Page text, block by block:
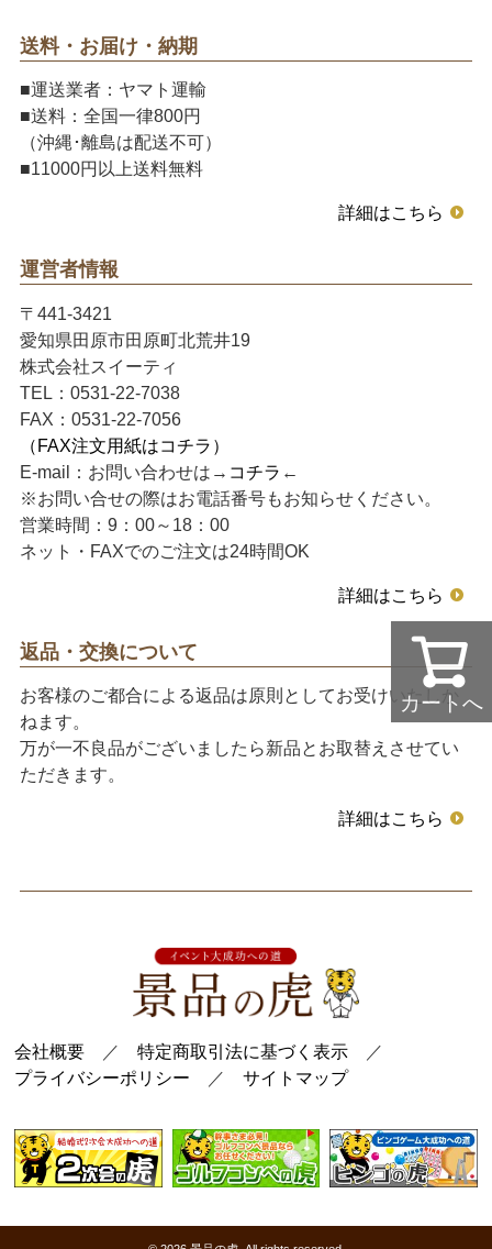
カートへ
送料・お届け・納期
■運送業者：ヤマト運輸
■送料：全国一律800円
（沖縄･離島は配送不可）
■11000円以上送料無料
詳細はこちら
運営者情報
〒441-3421
愛知県田原市田原町北荒井19
株式会社スイーティ
TEL：0531-22-7038
FAX：0531-22-7056
（FAX注文用紙はコチラ）
E-mail：お問い合わせは→ コチラ ←
※お問い合せの際はお電話番号もお知らせください。
営業時間：9：00～18：00
ネット・FAXでのご注文は24時間OK
詳細はこちら
返品・交換について
お客様のご都合による返品は原則としてお受けいたしか
ねます。
万が一不良品がございましたら新品とお取替えさせてい
ただきます。
詳細はこちら
会社概要 ／特定商取引法に基づく表示 ／
プライバシーポリシー ／サイトマップ